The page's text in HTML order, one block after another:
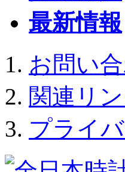
最新情報
お問い
関連リ
プライ